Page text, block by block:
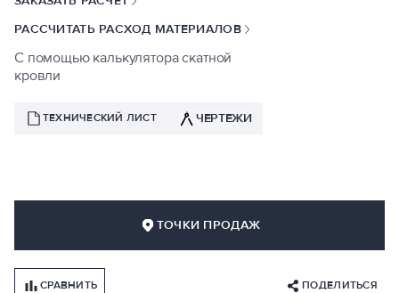
РАССЧИТАТЬ РАСХОД МАТЕРИАЛОВ
С помощью калькулятора скатной
кровли
ТЕХНИЧЕСКИЙ ЛИСТ ЧЕРТЕЖИ
ТОЧКИ ПРОДАЖ
СРАВНИТЬ ПОДЕЛИТЬСЯ